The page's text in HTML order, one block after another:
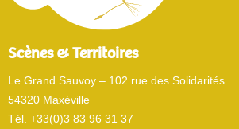
Scènes & Territoires
Le Grand Sauvoy – 102 rue des Solidarités
54320 Maxéville
Tél. +33(0)3 83 96 31 37